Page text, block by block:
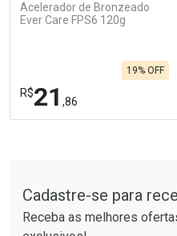
Ativar Desconto
Por R$ 137,66/cada
Acelerador de Bronzeado
Ever Care FPS6 120g
R$21 ,86
19% OFF
Laboratório
Por Menos
Cadastre-se para
Receba as melhores